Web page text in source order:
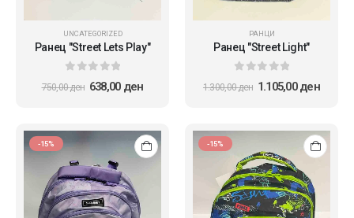
UNCATEGORIZED
Ранец "Street Lets Play"
out of 5
750,00ден 638,00 ден
РАНЦИ
Ранец "Street Light"
out of 5
1.300,00ден 1.105,00ден
-15% -15%